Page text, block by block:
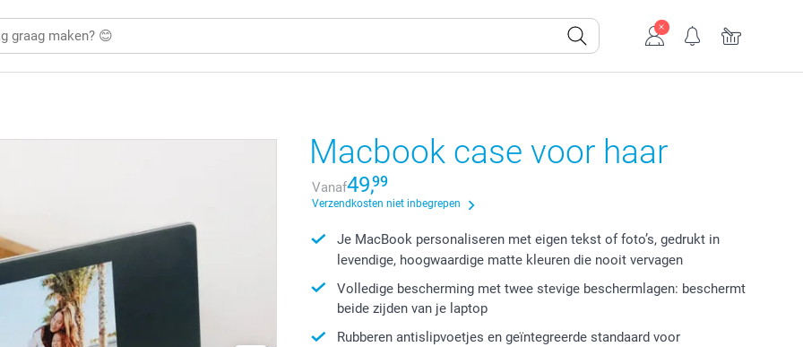
Macbook case voor haar
Vanaf49,99
Verzendkosten niet inbegrepen
Je MacBook personaliseren met eigen tekst of foto’s, gedrukt in
levendige, hoogwaardige matte kleuren die nooit vervagen
Volledige bescherming met twee stevige beschermlagen: beschermt
beide zijden van je laptop
Rubberen antislipvoetjes en geïntegreerde standaard voor